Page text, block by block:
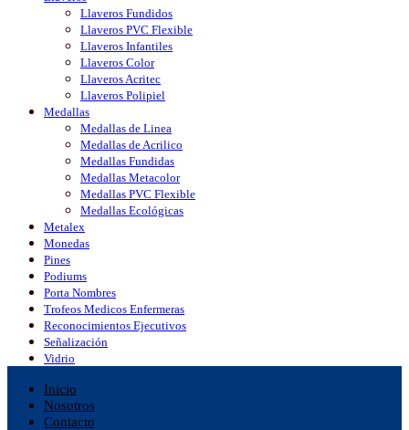
Llaveros Fundidos
Llaveros PVC Flexible
Llaveros Infantiles
Llaveros Color
Llaveros Acritec
Llaveros Polipiel
Medallas
Medallas de Linea
Medallas de Acrilico
Medallas Fundidas
Medallas Metacolor
Medallas PVC Flexible
Medallas Ecológicas
Metalex
Monedas
Pines
Podiums
Porta Nombres
Trofeos Medicos Enfermeras
Reconocimientos Ejecutivos
Señalización
Vidrio
Inicio
Nosotros
Contacto